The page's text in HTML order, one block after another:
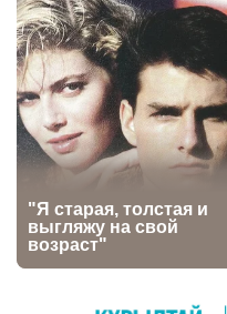
баранину и конину
2746
5
⚠️ Доброе утро,
главных новостей
2830 0
6
🗣Глава
соболезнования
қаһарманы Ивана
2800 2